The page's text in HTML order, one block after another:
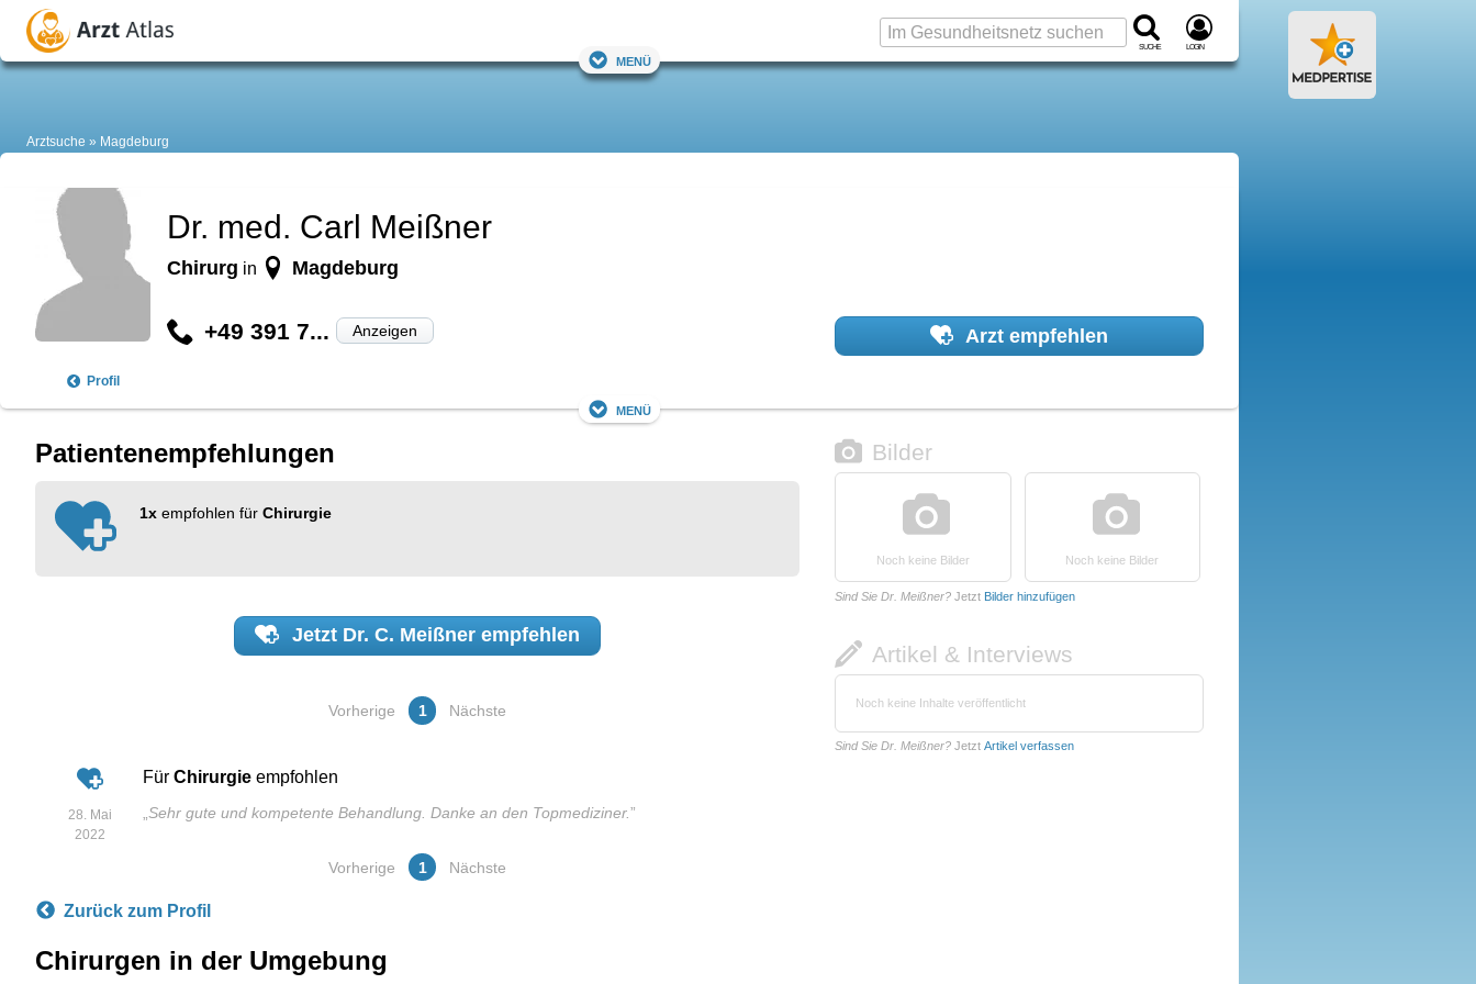
Suche Login
Menü
Arztsuche Magdeburg
Profil
Dr. med. Carl Meißner
Chirurg in Magdeburg
+49 391 7... Anzeigen Arzt empfehlen
Menü
Patientenempfehlungen
1x empfohlen für Chirurgie
Jetzt Dr. C. Meißnerempfehlen
Vorherige 1 Nächste
28. Mai
2022
Für Chirurgie empfohlen
Sehr gute und kompetente Behandlung. Danke an den Topmediziner.”
Vorherige 1 Nächste
Zurück zum Profil
Chirurgen in der Umgebung
Bilder
Noch keine Bilder Noch keine Bilder
Sind Sie Dr. Meißner? Jetzt Bilder hinzufügen
Artikel & Interviews
Noch keine Inhalte veröffentlicht
Sind Sie Dr. Meißner? Jetzt Artikel verfassen